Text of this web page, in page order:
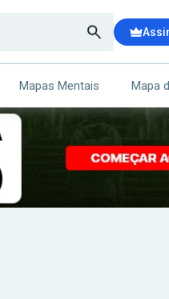
CARRINHO DE
ITENS (00)
Seu
Mapas Mentais Mapa